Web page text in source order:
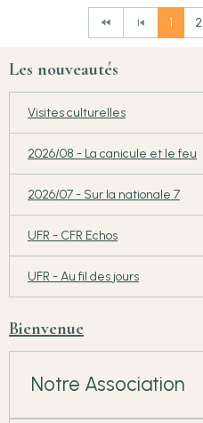
1 2
Les nouveautés
Visites culturelles
2026/08 - La canicule et le feu
2026/07 - Sur la nationale 7
UFR - CFR Echos
UFR - Au fil des jours
Bienvenue
Notre Association